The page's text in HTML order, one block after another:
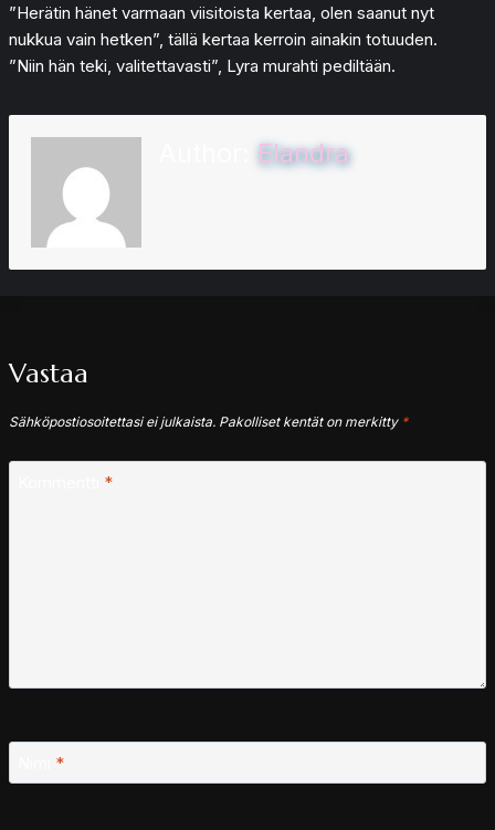
”Herätin hänet varmaan viisitoista kertaa, olen saanut nyt
nukkua vain hetken”, tällä kertaa kerroin ainakin totuuden.
”Niin hän teki, valitettavasti”, Lyra murahti pediltään.
Elandra
Vastaa
Sähköpostiosoitettasi ei julkaista. Pakolliset kentät on merkitty *
*
*